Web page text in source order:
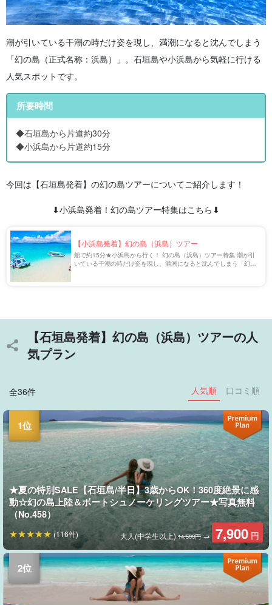
潮が引いている干潮の時だけ姿を現し、満潮になると沈んでしまう
「幻の島（正式名称：浜島）」。石垣島や小浜島から気軽に行ける
人気スポットです。
所要時間
◆石垣島から片道約30分
◆小浜島から片道約15分
今回は【石垣島発着】の幻の島ツアーについてご紹介します！
⬇︎小浜島発着！幻の島ツアー特集はこちら⬇︎
【小浜島発着】幻の島（浜島）ツアー
船で約15分★小浜島から行く！ 幻の島（浜島）ツアー特集 潮が引
いている干潮の時だけ姿を現し、満潮になると沈んでしまう「幻の
【石垣島発着】幻の島（浜島）ツアーの人
気プラン
全36件 人気順 口コミ順
★夏の特別SALE【石垣島/半日】3歳からOK！360度絶景に感
動☆幻の島上陸＆ボートシュノーケリングツアー★写真無料
（No.458）
大人(中学生以上)14,500円→ 7,900 円
(116件)